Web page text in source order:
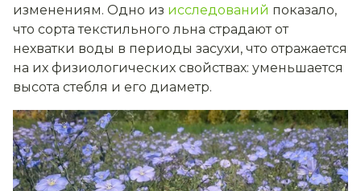
изменениям. Одно из исследований показало,
что сорта текстильного льна страдают от
нехватки воды в периоды засухи, что отражается
на их физиологических свойствах: уменьшается
высота стебля и его диаметр.